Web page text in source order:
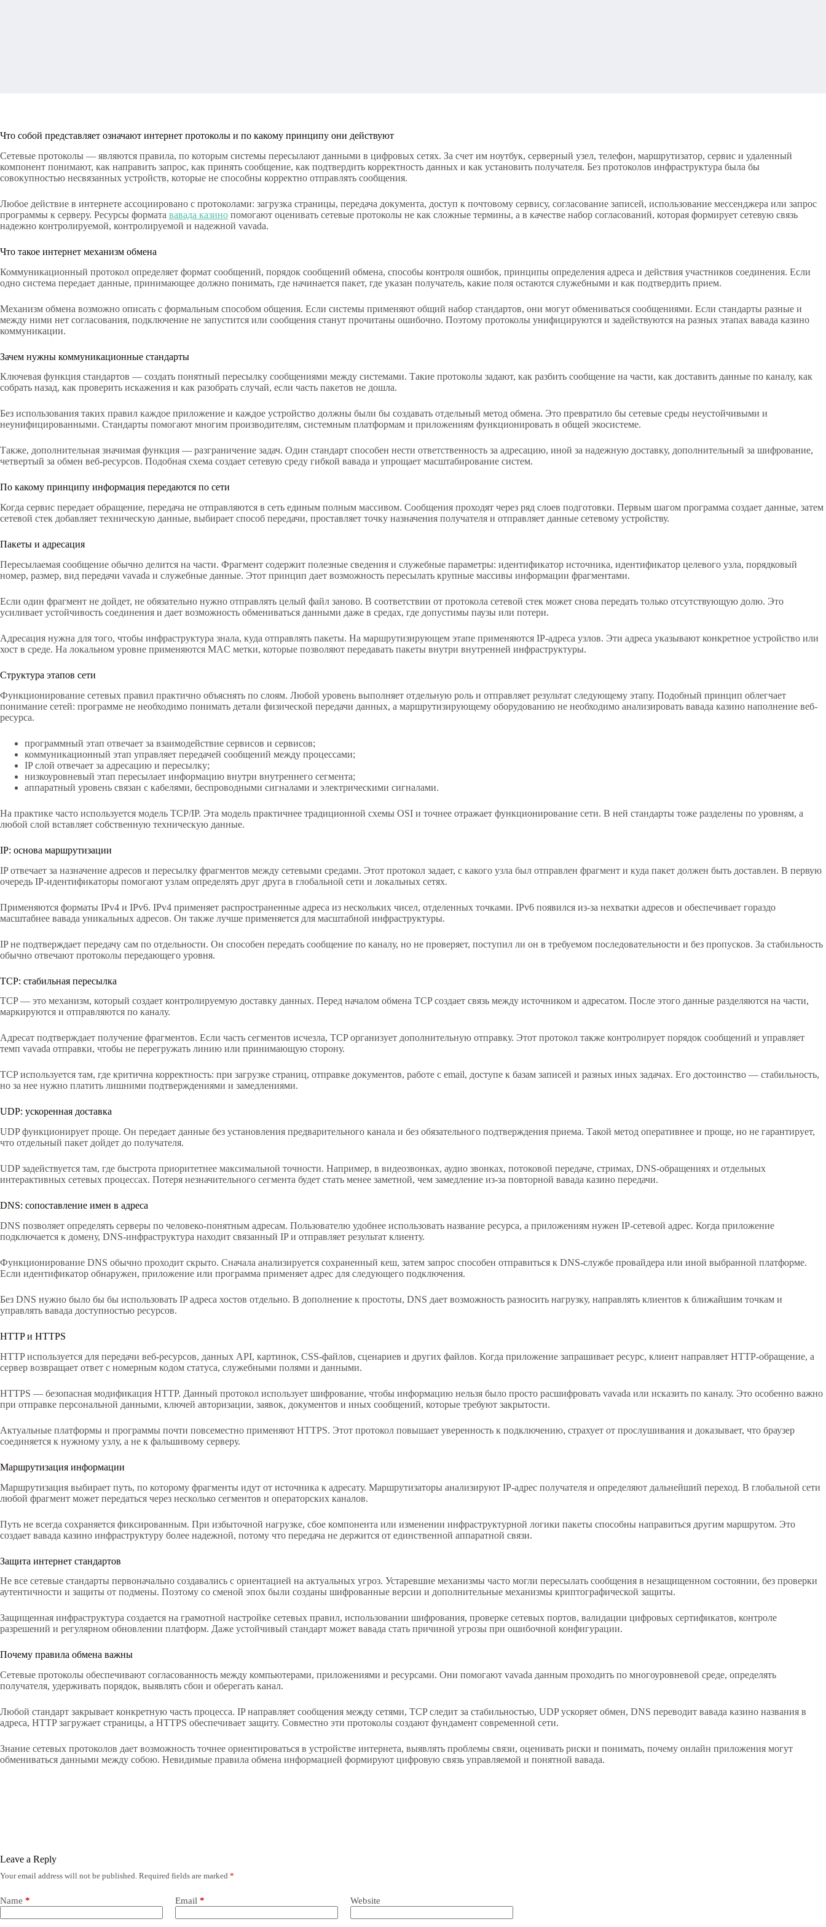
Что собой представляет означают интернет протоколы и по какому принципу они действуют
Сетевые протоколы — являются правила, по которым системы пересылают данными в цифровых сетях. За счет им ноутбук, серверный узел, телефон, маршрутизатор, сервис и удаленный
компонент понимают, как направить запрос, как принять сообщение, как подтвердить корректность данных и как установить получателя. Без протоколов инфраструктура была бы
совокупностью несвязанных устройств, которые не способны корректно отправлять сообщения.
Любое действие в интернете ассоциировано с протоколами: загрузка страницы, передача документа, доступ к почтовому сервису, согласование записей, использование мессенджера или запрос
программы к серверу. Ресурсы формата вавада казино помогают оценивать сетевые протоколы не как сложные термины, а в качестве набор согласований, которая формирует сетевую связь
надежно контролируемой, контролируемой и надежной vavada.
Что такое интернет механизм обмена
Коммуникационный протокол определяет формат сообщений, порядок сообщений обмена, способы контроля ошибок, принципы определения адреса и действия участников соединения. Если
одно система передает данные, принимающее должно понимать, где начинается пакет, где указан получатель, какие поля остаются служебными и как подтвердить прием.
Механизм обмена возможно описать с формальным способом общения. Если системы применяют общий набор стандартов, они могут обмениваться сообщениями. Если стандарты разные и
между ними нет согласования, подключение не запустится или сообщения станут прочитаны ошибочно. Поэтому протоколы унифицируются и задействуются на разных этапах вавада казино
коммуникации.
Зачем нужны коммуникационные стандарты
Ключевая функция стандартов — создать понятный пересылку сообщениями между системами. Такие протоколы задают, как разбить сообщение на части, как доставить данные по каналу, как
собрать назад, как проверить искажения и как разобрать случай, если часть пакетов не дошла.
Без использования таких правил каждое приложение и каждое устройство должны были бы создавать отдельный метод обмена. Это превратило бы сетевые среды неустойчивыми и
неунифицированными. Стандарты помогают многим производителям, системным платформам и приложениям функционировать в общей экосистеме.
Также, дополнительная значимая функция — разграничение задач. Один стандарт способен нести ответственность за адресацию, иной за надежную доставку, дополнительный за шифрование,
четвертый за обмен веб-ресурсов. Подобная схема создает сетевую среду гибкой вавада и упрощает масштабирование систем.
По какому принципу информация передаются по сети
Когда сервис передает обращение, передача не отправляются в сеть единым полным массивом. Сообщения проходят через ряд слоев подготовки. Первым шагом программа создает данные, затем
сетевой стек добавляет техническую данные, выбирает способ передачи, проставляет точку назначения получателя и отправляет данные сетевому устройству.
Пакеты и адресация
Пересылаемая сообщение обычно делится на части. Фрагмент содержит полезные сведения и служебные параметры: идентификатор источника, идентификатор целевого узла, порядковый
номер, размер, вид передачи vavada и служебные данные. Этот принцип дает возможность пересылать крупные массивы информации фрагментами.
Если один фрагмент не дойдет, не обязательно нужно отправлять целый файл заново. В соответствии от протокола сетевой стек может снова передать только отсутствующую долю. Это
усиливает устойчивость соединения и дает возможность обмениваться данными даже в средах, где допустимы паузы или потери.
Адресация нужна для того, чтобы инфраструктура знала, куда отправлять пакеты. На маршрутизирующем этапе применяются IP-адреса узлов. Эти адреса указывают конкретное устройство или
хост в среде. На локальном уровне применяются MAC метки, которые позволяют передавать пакеты внутри внутренней инфраструктуры.
Структура этапов сети
Функционирование сетевых правил практично объяснять по слоям. Любой уровень выполняет отдельную роль и отправляет результат следующему этапу. Подобный принцип облегчает
понимание сетей: программе не необходимо понимать детали физической передачи данных, а маршрутизирующему оборудованию не необходимо анализировать вавада казино наполнение веб-
ресурса.
программный этап отвечает за взаимодействие сервисов и сервисов;
коммуникационный этап управляет передачей сообщений между процессами;
IP слой отвечает за адресацию и пересылку;
низкоуровневый этап пересылает информацию внутри внутреннего сегмента;
аппаратный уровень связан с кабелями, беспроводными сигналами и электрическими сигналами.
На практике часто используется модель TCP/IP. Эта модель практичнее традиционной схемы OSI и точнее отражает функционирование сети. В ней стандарты тоже разделены по уровням, а
любой слой вставляет собственную техническую данные.
IP: основа маршрутизации
IP отвечает за назначение адресов и пересылку фрагментов между сетевыми средами. Этот протокол задает, с какого узла был отправлен фрагмент и куда пакет должен быть доставлен. В первую
очередь IP-идентификаторы помогают узлам определять друг друга в глобальной сети и локальных сетях.
Применяются форматы IPv4 и IPv6. IPv4 применяет распространенные адреса из нескольких чисел, отделенных точками. IPv6 появился из-за нехватки адресов и обеспечивает гораздо
масштабнее вавада уникальных адресов. Он также лучше применяется для масштабной инфраструктуры.
IP не подтверждает передачу сам по отдельности. Он способен передать сообщение по каналу, но не проверяет, поступил ли он в требуемом последовательности и без пропусков. За стабильность
обычно отвечают протоколы передающего уровня.
TCP: стабильная пересылка
TCP — это механизм, который создает контролируемую доставку данных. Перед началом обмена TCP создает связь между источником и адресатом. После этого данные разделяются на части,
маркируются и отправляются по каналу.
Адресат подтверждает получение фрагментов. Если часть сегментов исчезла, TCP организует дополнительную отправку. Этот протокол также контролирует порядок сообщений и управляет
темп vavada отправки, чтобы не перегружать линию или принимающую сторону.
TCP используется там, где критична корректность: при загрузке страниц, отправке документов, работе с email, доступе к базам записей и разных иных задачах. Его достоинство — стабильность,
но за нее нужно платить лишними подтверждениями и замедлениями.
UDP: ускоренная доставка
UDP функционирует проще. Он передает данные без установления предварительного канала и без обязательного подтверждения приема. Такой метод оперативнее и проще, но не гарантирует,
что отдельный пакет дойдет до получателя.
UDP задействуется там, где быстрота приоритетнее максимальной точности. Например, в видеозвонках, аудио звонках, потоковой передаче, стримах, DNS-обращениях и отдельных
интерактивных сетевых процессах. Потеря незначительного сегмента будет стать менее заметной, чем замедление из-за повторной вавада казино передачи.
DNS: сопоставление имен в адреса
DNS позволяет определять серверы по человеко-понятным адресам. Пользователю удобнее использовать название ресурса, а приложениям нужен IP-сетевой адрес. Когда приложение
подключается к домену, DNS-инфраструктура находит связанный IP и отправляет результат клиенту.
Функционирование DNS обычно проходит скрыто. Сначала анализируется сохраненный кеш, затем запрос способен отправиться к DNS-службе провайдера или иной выбранной платформе.
Если идентификатор обнаружен, приложение или программа применяет адрес для следующего подключения.
Без DNS нужно было бы бы использовать IP адреса хостов отдельно. В дополнение к простоты, DNS дает возможность разносить нагрузку, направлять клиентов к ближайшим точкам и
управлять вавада доступностью ресурсов.
HTTP и HTTPS
HTTP используется для передачи веб-ресурсов, данных API, картинок, CSS-файлов, сценариев и других файлов. Когда приложение запрашивает ресурс, клиент направляет HTTP-обращение, а
сервер возвращает ответ с номерным кодом статуса, служебными полями и данными.
HTTPS — безопасная модификация HTTP. Данный протокол использует шифрование, чтобы информацию нельзя было просто расшифровать vavada или исказить по каналу. Это особенно важно
при отправке персональной данными, ключей авторизации, заявок, документов и иных сообщений, которые требуют закрытости.
Актуальные платформы и программы почти повсеместно применяют HTTPS. Этот протокол повышает уверенность к подключению, страхует от прослушивания и доказывает, что браузер
соединяется к нужному узлу, а не к фальшивому серверу.
Маршрутизация информации
Маршрутизация выбирает путь, по которому фрагменты идут от источника к адресату. Маршрутизаторы анализируют IP-адрес получателя и определяют дальнейший переход. В глобальной сети
любой фрагмент может передаться через несколько сегментов и операторских каналов.
Путь не всегда сохраняется фиксированным. При избыточной нагрузке, сбое компонента или изменении инфраструктурной логики пакеты способны направиться другим маршрутом. Это
создает вавада казино инфраструктуру более надежной, потому что передача не держится от единственной аппаратной связи.
Защита интернет стандартов
Не все сетевые стандарты первоначально создавались с ориентацией на актуальных угроз. Устаревшие механизмы часто могли пересылать сообщения в незащищенном состоянии, без проверки
аутентичности и защиты от подмены. Поэтому со сменой эпох были созданы шифрованные версии и дополнительные механизмы криптографической защиты.
Защищенная инфраструктура создается на грамотной настройке сетевых правил, использовании шифрования, проверке сетевых портов, валидации цифровых сертификатов, контроле
разрешений и регулярном обновлении платформ. Даже устойчивый стандарт может вавада стать причиной угрозы при ошибочной конфигурации.
Почему правила обмена важны
Сетевые протоколы обеспечивают согласованность между компьютерами, приложениями и ресурсами. Они помогают vavada данным проходить по многоуровневой среде, определять
получателя, удерживать порядок, выявлять сбои и оберегать канал.
Любой стандарт закрывает конкретную часть процесса. IP направляет сообщения между сетями, TCP следит за стабильностью, UDP ускоряет обмен, DNS переводит вавада казино названия в
адреса, HTTP загружает страницы, а HTTPS обеспечивает защиту. Совместно эти протоколы создают фундамент современной сети.
Знание сетевых протоколов дает возможность точнее ориентироваться в устройстве интернета, выявлять проблемы связи, оценивать риски и понимать, почему онлайн приложения могут
обмениваться данными между собою. Невидимые правила обмена информацией формируют цифровую связь управляемой и понятной вавада.
Leave a Reply
Your email address will not be published. Required fields are marked *
Name * Email * Website